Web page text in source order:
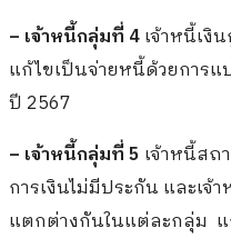
– เจ้าหนี้กลุ่มที่ 4เจ้าหนี้เ
แก้ไขเป็นจ่ายหนี้ด้วยการ
ปี 2567
– เจ้าหนี้กลุ่มที่ 5 เจ้าหนี้ส
การเงินไม่มีประกัน และเ
แตกต่างกันในแต่ละกลุ่ม